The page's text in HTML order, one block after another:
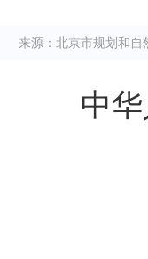
来源： 北京市规划和自
中